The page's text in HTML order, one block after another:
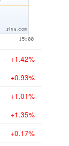
+1.42%
+0.93%
+1.01%
+1.35%
+0.17%